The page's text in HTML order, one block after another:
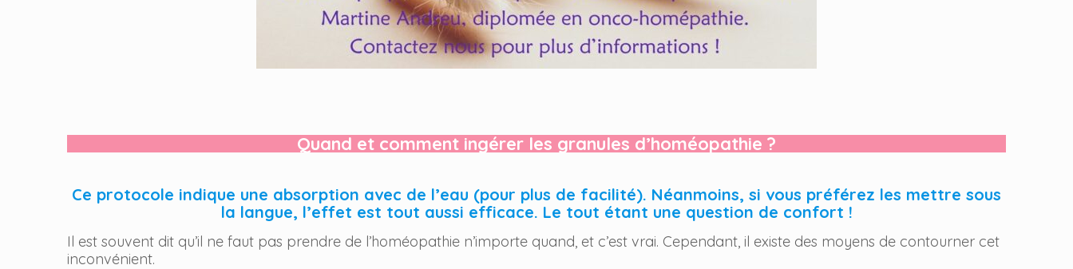
Quand et comment ingérer les granules d’homéopathie ?
Ce protocole indique une absorption avec de l’eau (pour plus de facilité). Néanmoins, si vous préférez les mettre sous
la langue, l’effet est tout aussi efficace. Le tout étant une question de confort !
Il est souvent dit qu’il ne faut pas prendre de l’homéopathie n’importe quand, et c’est vrai. Cependant, il existe des moyens de contourner cet
inconvénient.